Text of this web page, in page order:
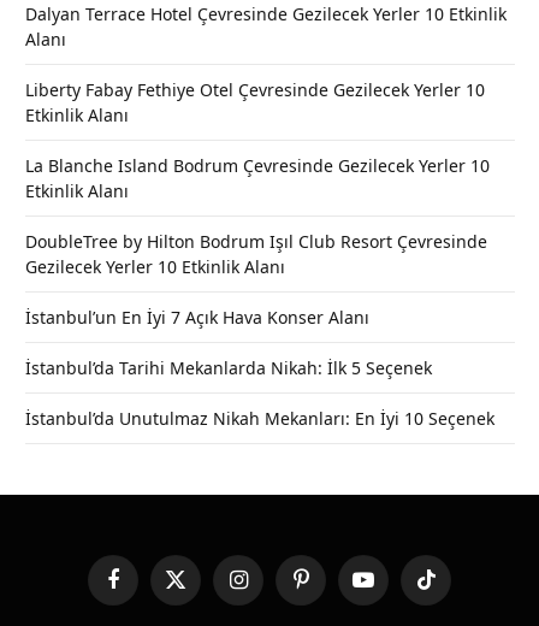
Dalyan Terrace Hotel Çevresinde Gezilecek Yerler 10 Etkinlik
Alanı
Liberty Fabay Fethiye Otel Çevresinde Gezilecek Yerler 10
Etkinlik Alanı
La Blanche Island Bodrum Çevresinde Gezilecek Yerler 10
Etkinlik Alanı
DoubleTree by Hilton Bodrum Işıl Club Resort Çevresinde
Gezilecek Yerler 10 Etkinlik Alanı
İstanbul’un En İyi 7 Açık Hava Konser Alanı
İstanbul’da Tarihi Mekanlarda Nikah: İlk 5 Seçenek
İstanbul’da Unutulmaz Nikah Mekanları: En İyi 10 Seçenek
FacebookX
(Twitter)
InstagramPinterestYouTubeTikTok